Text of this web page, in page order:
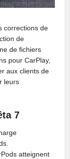
corrections de
de
de fichiers
pour CarPlay,
aux clients de
leurs
7
atteignent